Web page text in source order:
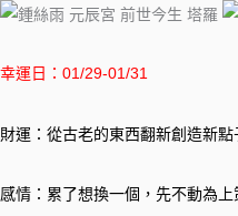
幸運日：01/29-01/31
財運：從古老的東西翻新創造新
感情：累了想換一個，先不動為